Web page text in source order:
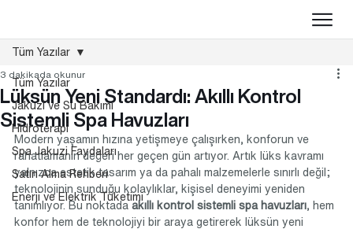
Tüm Yazılar
Jakuzi ve Su Bakımı
Hidroterapi
Spa Jakuzi Faydaları
Satın Alma Rehberi
Enerji ve Elektrik Tüketimi
Tüm Yazılar
Lüksün Yeni Standardı: Akıllı Kontrol
Sistemli Spa Havuzları
3 dakikada okunur
Modern yaşamın hızına yetişmeye çalışırken, konforun ve
rahatlamanın değeri her geçen gün artıyor. Artık lüks kavramı
yalnızca estetik tasarım ya da pahalı malzemelerle sınırlı değil;
teknolojinin sunduğu kolaylıklar, kişisel deneyimi yeniden
tanımlıyor. Bu noktada akıllı kontrol sistemli spa havuzları, hem
konfor hem de teknolojiyi bir araya getirerek lüksün yeni